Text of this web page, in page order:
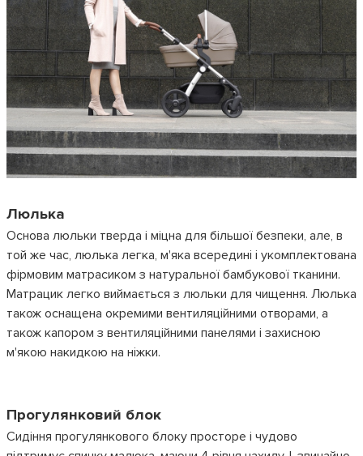
Люлька
Основа люльки тверда і міцна для більшої безпеки, але, в
той же час, люлька легка, м'яка всередині і укомплектована
фірмовим матрасиком з натуральної бамбукової тканини.
Матрацик легко виймається з люльки для чищення. Люлька
також оснащена окремими вентиляційними отворами, а
також капором з вентиляційними панелями і захисною
м'якою накидкою на ніжки.
Прогулянковий блок
Сидіння прогулянкового блоку просторе і чудово